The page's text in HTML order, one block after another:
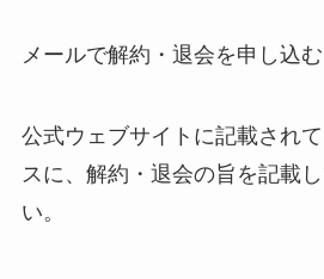
メールで解約・退会を申し込
公式ウェブサイトに記載され
スに、解約・退会の旨を記載
い。